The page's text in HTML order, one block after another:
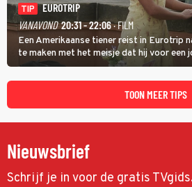
TIP
EUROTRIP
VANAVOND 20:31 - 22:06· FILM
Een Amerikaanse tiener reist in Eurotrip
te maken met het meisje dat hij voor een
TOON MEER TIPS
Nieuwsbrief
Schrijf je in voor de gratis